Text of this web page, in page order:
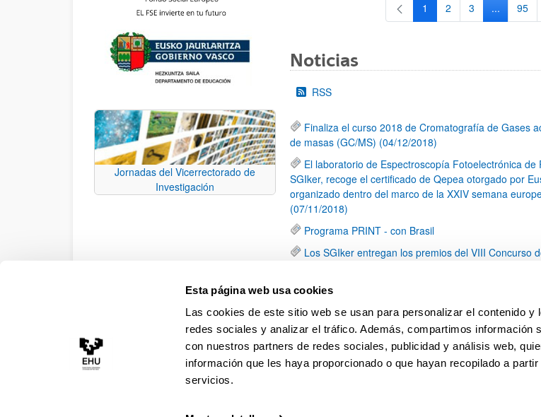
Esta página web usa cookies
Las cookies de este sitio web se usan para personalizar el contenido y
redes sociales y analizar el tráfico. Además, compartimos información
con nuestros partners de redes sociales, publicidad y análisis web,
información que les haya proporcionado o que hayan recopilado a
servicios.
Jornadas del Vicerrectorado de
Investigación
Página
1 Página
2 Página
3 ...Páginas
95
Noticias
RSS
Finaliza el curso 2018 de Cromatografía de Gases
de masas (GC/MS) (04/12/2018)
El laboratorio de Espectroscopía Fotoelectrónica de
SGIker, recoge el certificado de Qepea otorgado por
organizado dentro del marco de la XXIV semana
(07/11/2018)
Programa PRINT - con Brasil
Los SGIker entregan los premios del VIII Concurso
Los SGIker participan en el XV Foro Internacional
Santander (10-12 mayo de 2018) (24/05/2018)
Página
1 ...Páginas intermedias Use
Página
12 Página
13 Página
14 ...